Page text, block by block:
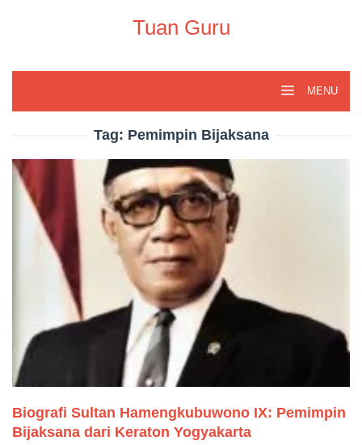
Tuan Guru
MENU
Tag: Pemimpin Bijaksana
Biografi Sultan Hamengkubuwono IX: Pemimpin
Bijaksana dari Keraton Yogyakarta